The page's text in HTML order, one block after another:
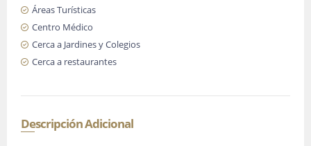
Áreas Turísticas
Centro Médico
Cerca a Jardines y Colegios
Cerca a restaurantes
Descripción Adicional